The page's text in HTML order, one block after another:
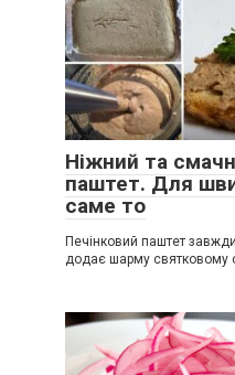
Ніжний та
паштет. Для
саме то
Печінковий паштет
додає шарму святковому